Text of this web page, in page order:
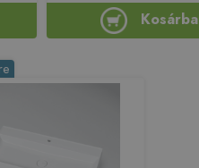
Kosárba